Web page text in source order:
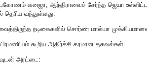
வனஜா, ஆந்திராவைச் சேர்ந்த ஜெயா
தெரிய வந்துள்ளது.
நடிகைகளில் சொர்ண மால்யா
கூறிய அதிர்ச்சி கரமான தகவல்கள்:
அரட்டை: